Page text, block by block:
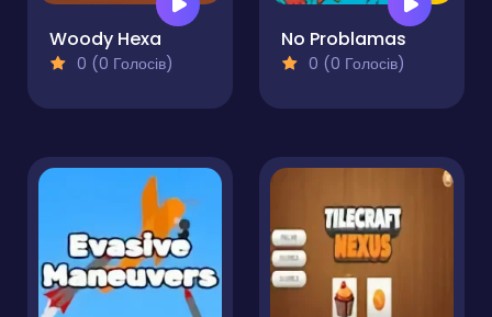
Woody Hexa
0 (0 Голосів)
No Problamas
0 (0 Голосів)